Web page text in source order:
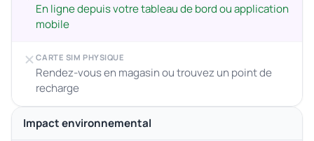
En ligne depuis votre tableau de bord ou application
mobile
CARTE SIM PHYSIQUE
Rendez-vous en magasin ou trouvez un point de
recharge
Impact environnemental